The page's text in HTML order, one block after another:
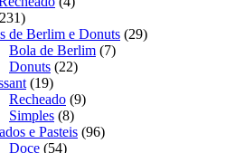
231231
produtos
de Berlim e Donuts 2929
Bola de Berlim 77
Donuts 2222
1919
produtos
Recheado 99
Simples 88
produtos
e Pasteis 9696
Doce 5454